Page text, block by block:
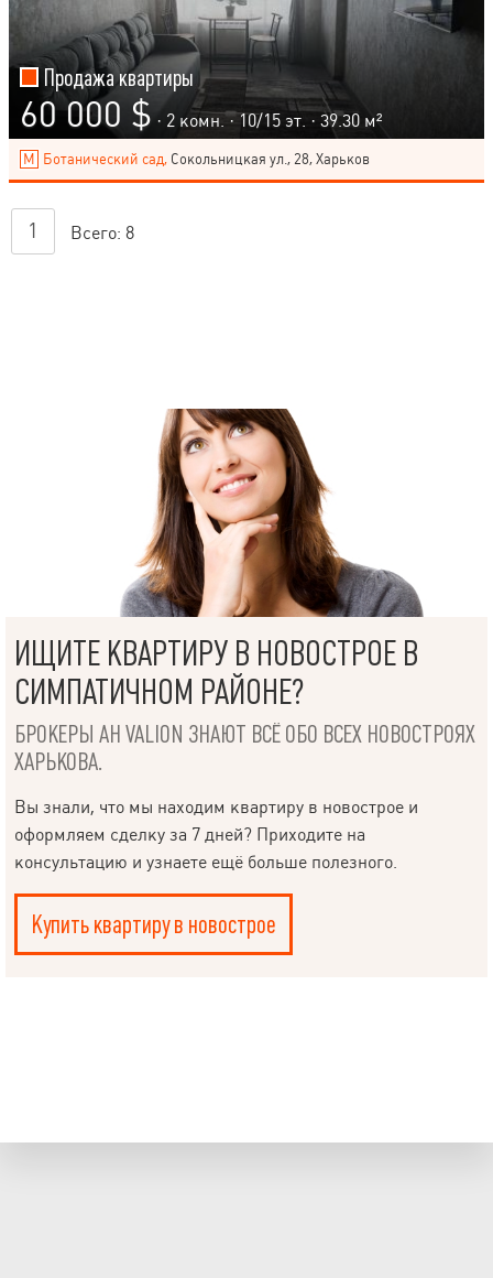
Продажа квартиры
60 000 $ · 2 комн. ·10/15 эт. · 39.30 м²
Ботанический сад, Сокольницкая ул., 28, Харьков
1 Всего: 8
ИЩИТЕ КВАРТИРУ В НОВОСТРОЕ В
СИМПАТИЧНОМ РАЙОНЕ?
БРОКЕРЫ АН VALION ЗНАЮТ ВСЁ ОБО ВСЕХ НОВОСТРОЯХ
ХАРЬКОВА.
Вы знали, что мы находим квартиру в новострое и
оформляем сделку за 7 дней? Приходите на
консультацию и узнаете ещё больше полезного.
Купить квартиру в новострое